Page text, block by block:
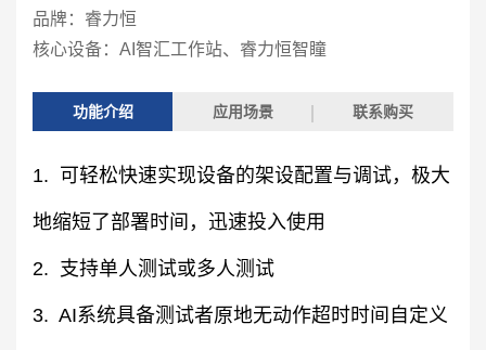
品牌：睿力恒
核心设备：AI智汇工作站、睿力恒智瞳
功能介绍 应用场景 联系购买
1. 可轻松快速实现设备的架设配置与调试，极大
地缩短了部署时间，迅速投入使用
2. 支持单人测试或多人测试
3. AI系统具备测试者原地无动作超时时间自定义